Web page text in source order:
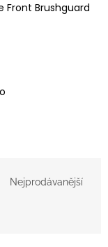
Front Brushguard
Nejprodávanější